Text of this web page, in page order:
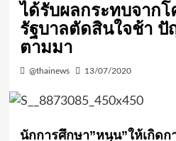
ได้รับผลกระทบจากโ
รัฐบาลตัดสินใจช้า ปั
ตามมา
@thainews 13/07/2020
นักการศึกษา”หนุน”ให้เกิดก